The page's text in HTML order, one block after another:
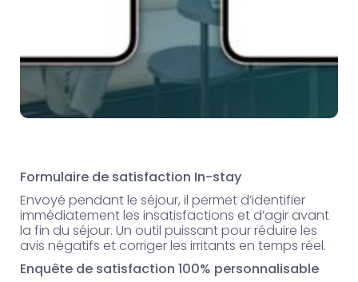
Formulaire de satisfaction In-stay
Envoyé pendant le séjour, il permet d’identifier
immédiatement les insatisfactions et d’agir avant
la fin du séjour. Un outil puissant pour réduire les
avis négatifs et corriger les irritants en temps réel.
Enquête de satisfaction 100% personnalisable